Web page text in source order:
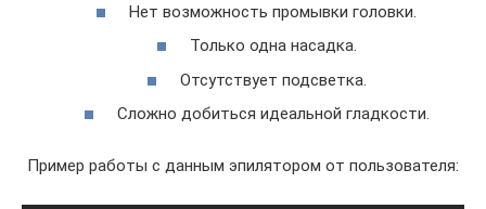
Нет возможность промывки головки.
Только одна насадка.
Отсутствует подсветка.
Сложно добиться идеальной гладкости.
Пример работы с данным эпилятором от пользователя: